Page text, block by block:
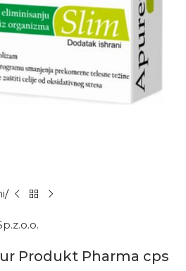
Produkt Pharma cps